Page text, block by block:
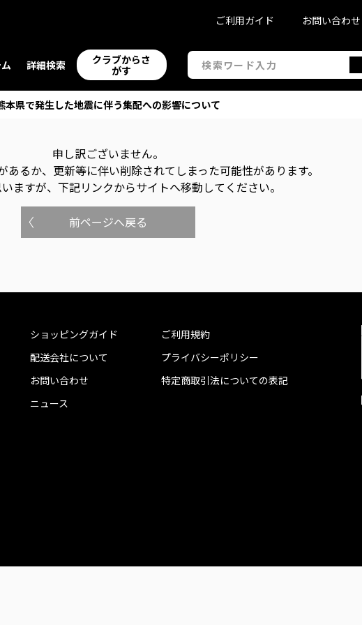
詳細検索
クラブからさ
がす
ご利用ガイド お問い合わせ
本県で発生した地震に伴う集配への影響について
申し訳ございません。
あるか、更新等に伴い削除されてしまった可能性があります。
ますが、下記リンクからサイトへ移動してください。
前ページへ戻る
ショッピングガイド
配送会社について
お問い合わせ
ニュース
ご利用規約
プライバシーポリシー
特定商取引法についての表記